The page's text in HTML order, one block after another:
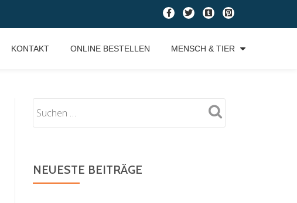
fa-
facebook
fa-
twitter
fa-
tumblr-
square
fa-
pinterest-
square
KONTAKT ONLINE BESTELLEN MENSCH & TIER
NEUESTE BEITRÄGE